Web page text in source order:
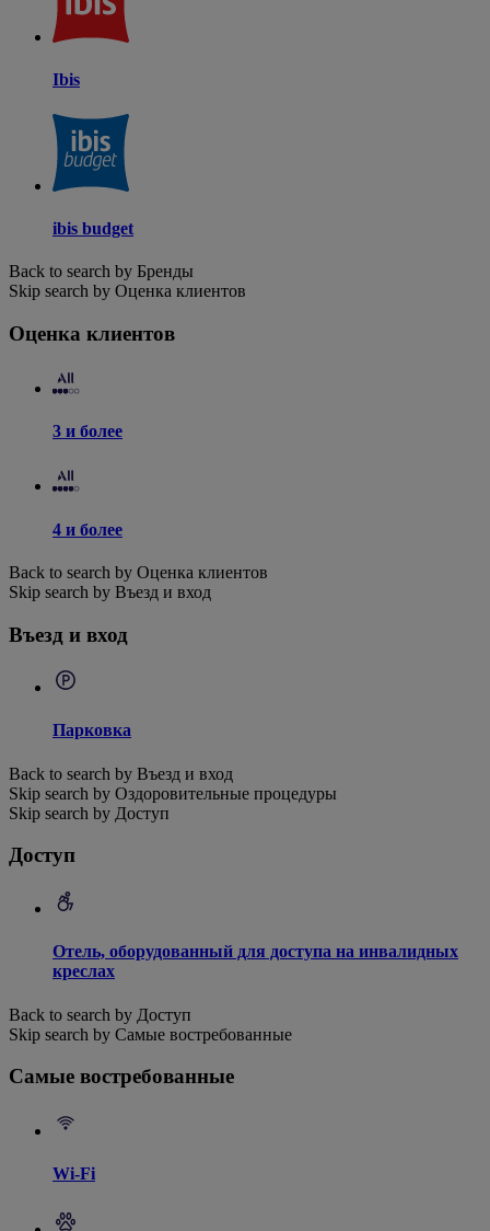
Ibis
ibis budget
Back to search by Бренды
Skip search by Оценка клиентов
Оценка клиентов
3 и более
4 и более
Back to search by Оценка клиентов
Skip search by Въезд и вход
Въезд и вход
Парковка
Back to search by Въезд и вход
Skip search by Оздоровительные процедуры
Skip search by Доступ
Доступ
Отель, оборудованный для доступа на инвалидных
креслах
Back to search by Доступ
Skip search by Самые востребованные
Самые востребованные
Wi-Fi